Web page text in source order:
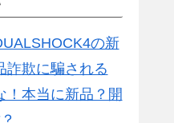
の新
詐欺に騙される
！本当に新品？開